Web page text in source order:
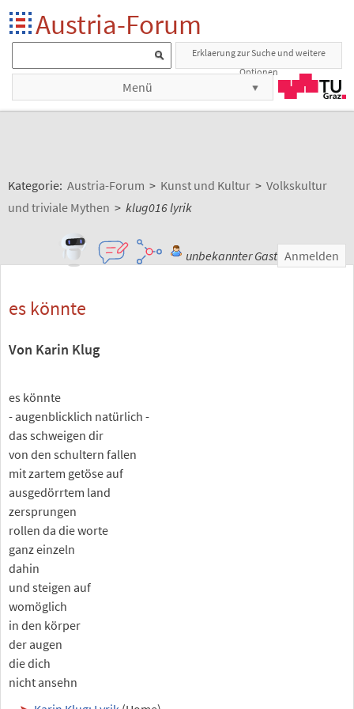
Austria-Forum
Erklaerung zur Suche und weitere
Optionen
Menü
Kategorie: Austria-Forum > Kunst und Kultur > Volkskultur
und triviale Mythen > klug016 lyrik
unbekannter Gast Anmelden
es könnte
Von Karin Klug
es könnte
- augenblicklich natürlich -
das schweigen dir
von den schultern fallen
mit zartem getöse auf
ausgedörrtem land
zersprungen
rollen da die worte
ganz einzeln
dahin
und steigen auf
womöglich
in den körper
der augen
die dich
nicht ansehn